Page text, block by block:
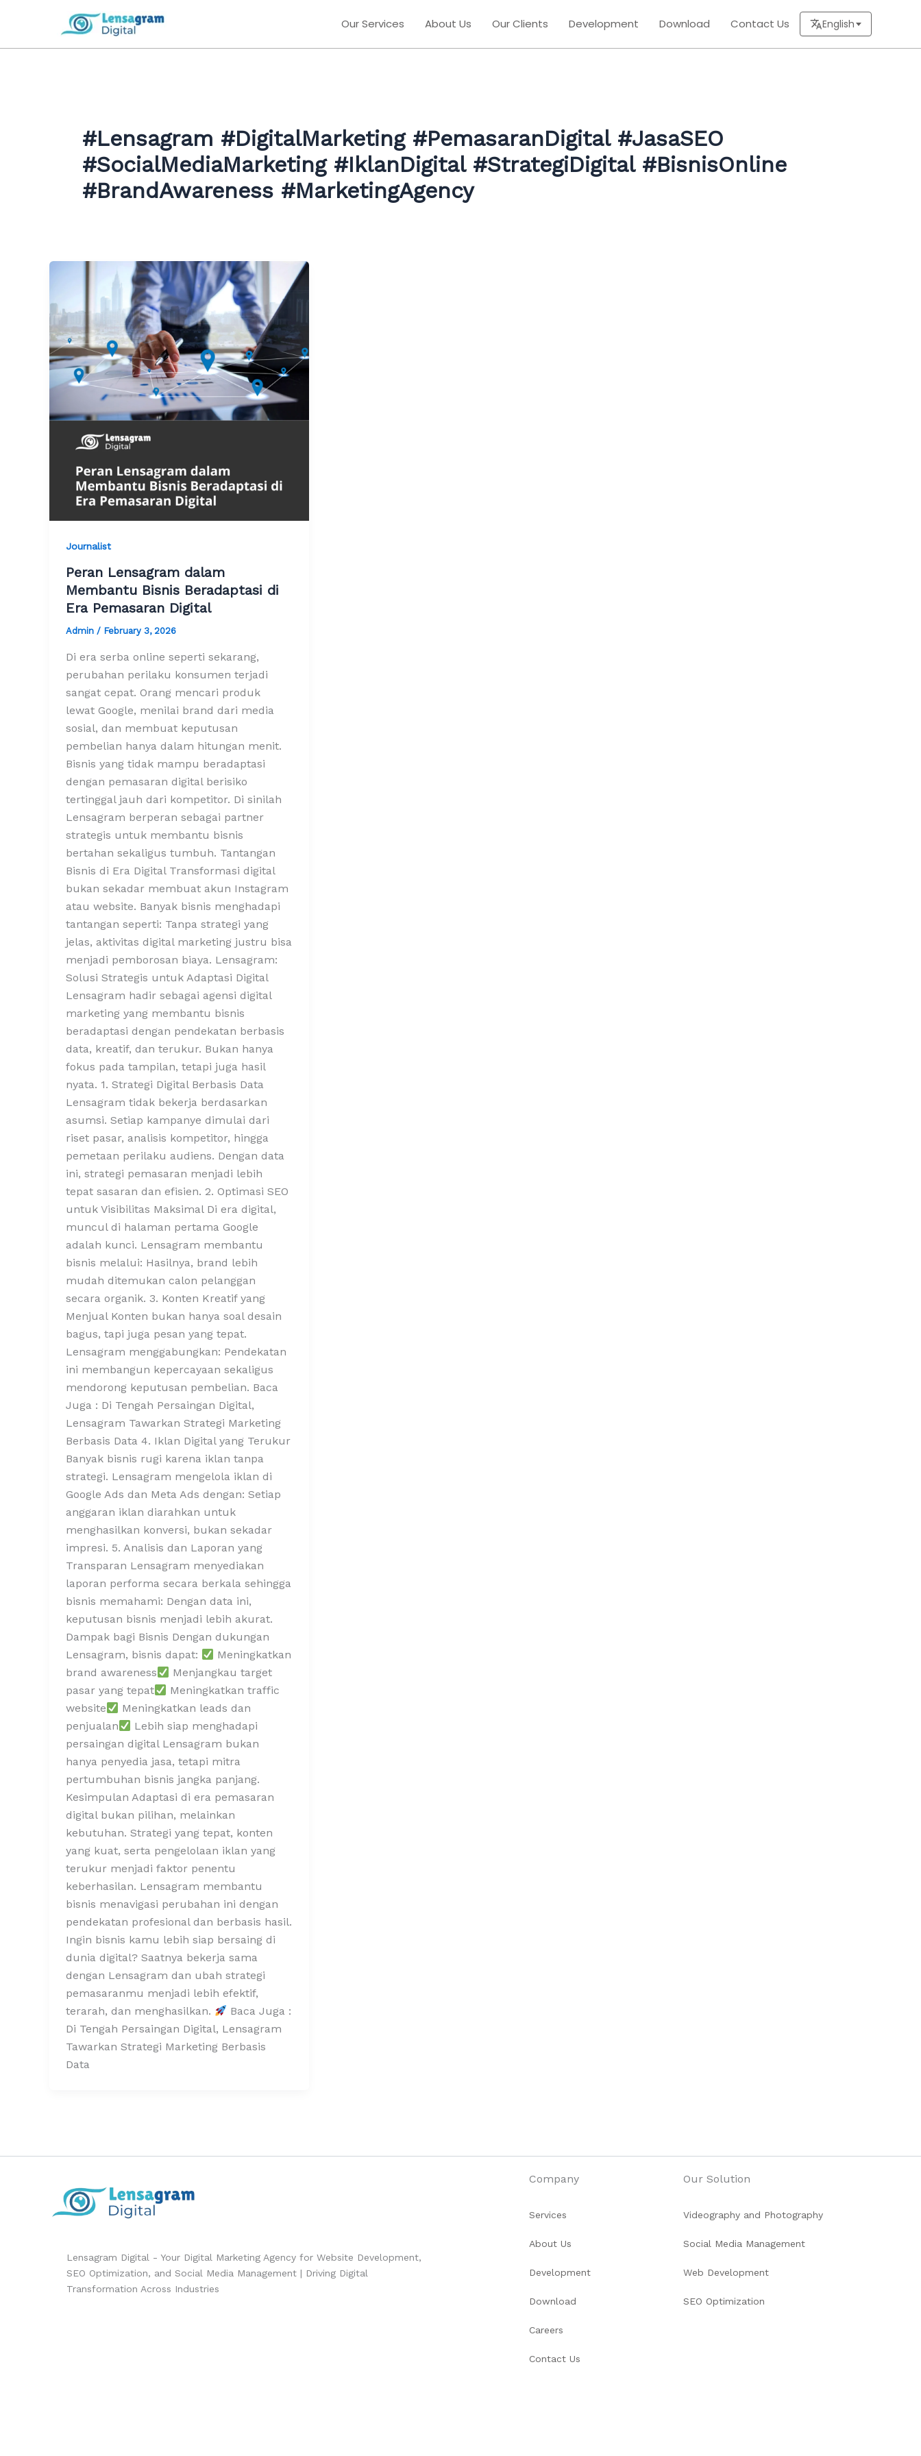
Our Services About Us Our Clients Development Download Contact Us English
#Lensagram #DigitalMarketing #PemasaranDigital #JasaSEO
#SocialMediaMarketing #IklanDigital #StrategiDigital #BisnisOnline
#BrandAwareness #MarketingAgency
Journalist
Peran Lensagram dalam
Membantu Bisnis Beradaptasi di
Era Pemasaran Digital
Admin / February 3, 2026
Di era serba online seperti sekarang,
perubahan perilaku konsumen terjadi
sangat cepat. Orang mencari produk
lewat Google, menilai brand dari media
sosial, dan membuat keputusan
pembelian hanya dalam hitungan menit.
Bisnis yang tidak mampu beradaptasi
dengan pemasaran digital berisiko
tertinggal jauh dari kompetitor. Di sinilah
Lensagram berperan sebagai partner
strategis untuk membantu bisnis
bertahan sekaligus tumbuh. Tantangan
Bisnis di Era Digital Transformasi digital
bukan sekadar membuat akun Instagram
atau website. Banyak bisnis menghadapi
tantangan seperti: Tanpa strategi yang
jelas, aktivitas digital marketing justru bisa
menjadi pemborosan biaya. Lensagram:
Solusi Strategis untuk Adaptasi Digital
Lensagram hadir sebagai agensi digital
marketing yang membantu bisnis
beradaptasi dengan pendekatan berbasis
data, kreatif, dan terukur. Bukan hanya
fokus pada tampilan, tetapi juga hasil
nyata. 1. Strategi Digital Berbasis Data
Lensagram tidak bekerja berdasarkan
asumsi. Setiap kampanye dimulai dari
riset pasar, analisis kompetitor, hingga
pemetaan perilaku audiens. Dengan data
ini, strategi pemasaran menjadi lebih
tepat sasaran dan efisien. 2. Optimasi SEO
untuk Visibilitas Maksimal Di era digital,
muncul di halaman pertama Google
adalah kunci. Lensagram membantu
bisnis melalui: Hasilnya, brand lebih
mudah ditemukan calon pelanggan
secara organik. 3. Konten Kreatif yang
Menjual Konten bukan hanya soal desain
bagus, tapi juga pesan yang tepat.
Lensagram menggabungkan: Pendekatan
ini membangun kepercayaan sekaligus
mendorong keputusan pembelian. Baca
Juga : Di Tengah Persaingan Digital,
Lensagram Tawarkan Strategi Marketing
Berbasis Data 4. Iklan Digital yang Terukur
Banyak bisnis rugi karena iklan tanpa
strategi. Lensagram mengelola iklan di
Google Ads dan Meta Ads dengan: Setiap
anggaran iklan diarahkan untuk
menghasilkan konversi, bukan sekadar
impresi. 5. Analisis dan Laporan yang
Transparan Lensagram menyediakan
laporan performa secara berkala sehingga
bisnis memahami: Dengan data ini,
keputusan bisnis menjadi lebih akurat.
Dampak bagi Bisnis Dengan dukungan
Lensagram, bisnis dapat:
Meningkatkan
brand awareness
Menjangkau target
pasar yang tepat
Meningkatkan traffic
website
Meningkatkan leads dan
penjualan
Lebih siap menghadapi
persaingan digital Lensagram bukan
hanya penyedia jasa, tetapi mitra
pertumbuhan bisnis jangka panjang.
Kesimpulan Adaptasi di era pemasaran
digital bukan pilihan, melainkan
kebutuhan. Strategi yang tepat, konten
yang kuat, serta pengelolaan iklan yang
terukur menjadi faktor penentu
keberhasilan. Lensagram membantu
bisnis menavigasi perubahan ini dengan
pendekatan profesional dan berbasis hasil.
Ingin bisnis kamu lebih siap bersaing di
dunia digital? Saatnya bekerja sama
dengan Lensagram dan ubah strategi
pemasaranmu menjadi lebih efektif,
terarah, dan menghasilkan.
Baca Juga :
Di Tengah Persaingan Digital, Lensagram
Tawarkan Strategi Marketing Berbasis
Data
Lensagram Digital - Your Digital Marketing Agency for Website Development,
SEO Optimization, and Social Media Management | Driving Digital
Transformation Across Industries
Company
Services
About Us
Development
Download
Careers
Contact Us
Our Solution
Videography and Photography
Social Media Management
Web Development
SEO Optimization